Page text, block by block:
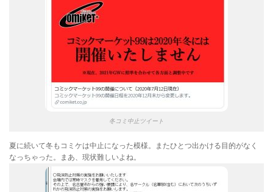
冬コミ中止ツイート
夏に続いて冬もコミケは中止になった模様。またひとつ出かける目的がなく
なっちゃった。まあ、現状難しいよね。